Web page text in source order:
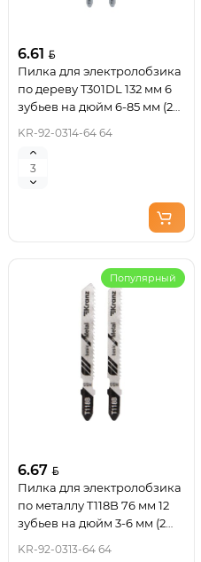
6.61
Пилка для электролобзика
по дереву T301DL 132 мм 6
зубьев на дюйм 6-85 мм (2
KR-92-0314-64 64
Популярный
6.67
Пилка для электролобзика
по металлу T118B 76 мм 12
зубьев на дюйм 3-6 мм (2
KR-92-0313-64 64